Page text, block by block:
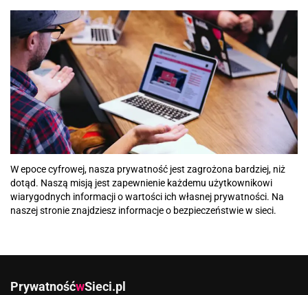
W epoce cyfrowej, nasza prywatność jest zagrożona bardziej, niż
dotąd. Naszą misją jest zapewnienie każdemu użytkownikowi
wiarygodnych informacji o wartości ich własnej prywatności. Na
naszej stronie znajdziesz informacje o bezpieczeństwie w sieci.
PrywatnośćwSieci.pl